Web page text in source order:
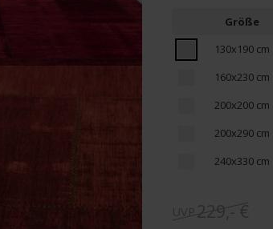
Größe
130x190 cm
160x230 cm
200x200 cm
200x290 cm
240x330 cm
229,- €